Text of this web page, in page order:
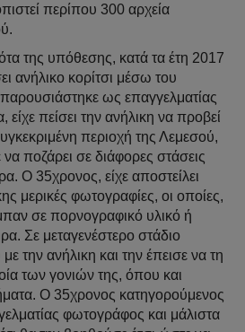
περίπου 300 αρχεία
της υπόθεσης, κατά τα έτη 2017
ανήλικο κορίτσι μέσω του
ως επαγγελματίας
πείσει την ανήλικη να προβεί
περιοχή της Λεμεσού,
ποζάρει σε διάφορες στάσεις
Ο 35χρονος, είχε αποστείλει
μερικές φωτογραφίες, οι οποίες,
σε πορνογραφικό υλικό ή
Σε μεταγενέστερο στάδιο
την ανήλικη και την έπεισε να τη
των γονιών της, όπου και
Ο 35χρονος κατηγορούμενος
φωτογράφος και μάλιστα